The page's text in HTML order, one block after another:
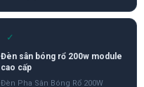
✓
Đèn sân bóng rổ 200w module
cao cấp
Đèn Pha Sân Bóng Rổ 200W